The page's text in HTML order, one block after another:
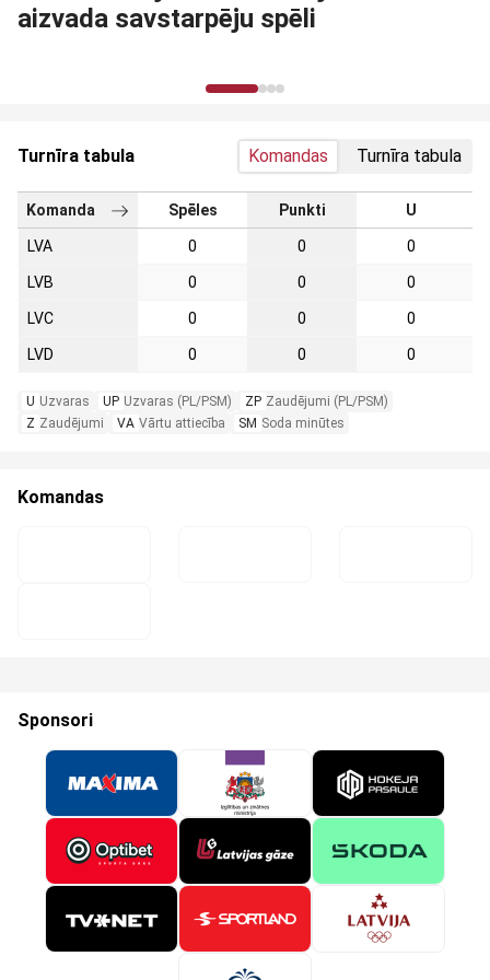
aizvada savstarpēju spēli
Turnīra tabula Komandas Turnīra tabula
Komanda Spēles Punkti U
LVA 0 0 0
LVB 0 0 0
LVC 0 0 0
LVD 0 0 0
U Uzvaras UP Uzvaras (PL/PSM) ZP Zaudējumi (PL/PSM)
Z Zaudējumi VA Vārtu attiecība SM Soda minūtes
Komandas
Sponsori